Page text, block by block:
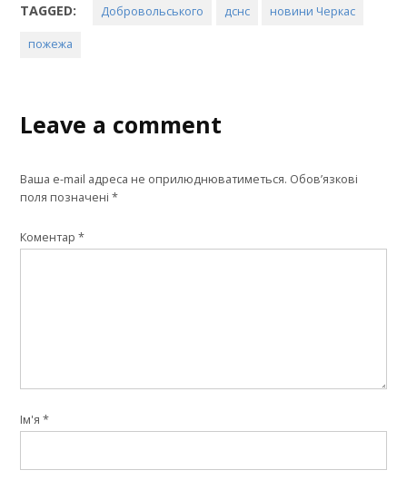
TAGGED: Добровольського дснс новини Черкас
пожежа
Leave a comment
Ваша e-mail адреса не оприлюднюватиметься. Обов’язкові
поля позначені*
Коментар*
Ім'я*